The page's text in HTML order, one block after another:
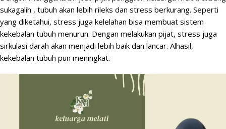
sukagalih , tubuh akan lebih rileks dan stress berkurang. Seperti
yang diketahui, stress juga kelelahan bisa membuat sistem
kekebalan tubuh menurun. Dengan melakukan pijat, stress juga
sirkulasi darah akan menjadi lebih baik dan lancar. Alhasil,
kekebalan tubuh pun meningkat.